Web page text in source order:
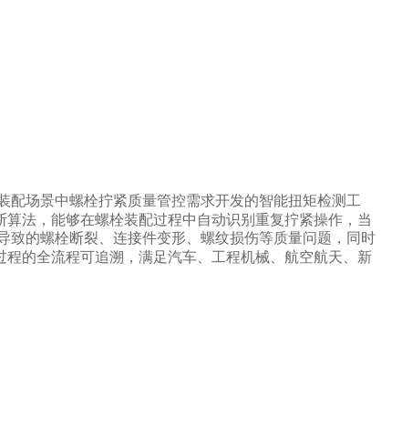
配场景中螺栓拧紧质量管控需求开发的智能扭矩检测工
法，能够在螺栓装配过程中自动识别重复拧紧操作，当
致的螺栓断裂、连接件变形、螺纹损伤等质量问题，同时
的全流程可追溯，满足汽车、工程机械、航空航天、新